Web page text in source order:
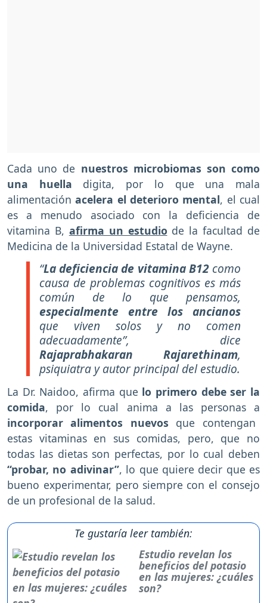
Cada uno de nuestros microbiomas son como
una huella digita, por lo que una mala
alimentaciónacelera el deterioro mental, el cual
es a menudo asociado con la deficiencia de
vitamina B, afirma un estudio de la facultad de
Medicina de la Universidad Estatal de Wayne.
“La deficiencia de vitamina B12como
causa de problemas cognitivos es más
común de lo que pensamos,
especialmente entre los ancianos
que viven solos y no comen
adecuadamente”, dice
Rajaprabhakaran Rajarethinam,
psiquiatra y autor principal del estudio.
La Dr. Naidoo, afirma que lo primero debe ser la
comida, por lo cual anima a las personas a
incorporar alimentos nuevos que contengan
estas vitaminas en sus comidas, pero, que no
todas las dietas son perfectas, por lo cual deben
“probar, no adivinar”, lo que quiere decir que es
bueno experimentar, pero siempre con el consejo
de un profesional de la salud.
Te gustaría leer también:
Estudio revelan los
beneficios del potasio
en las mujeres: ¿cuáles
son?